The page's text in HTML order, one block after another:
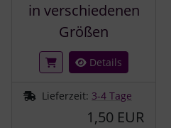
in verschiedenen
Größen
Details
Lieferzeit: 3-4 Tage
1,50 EUR